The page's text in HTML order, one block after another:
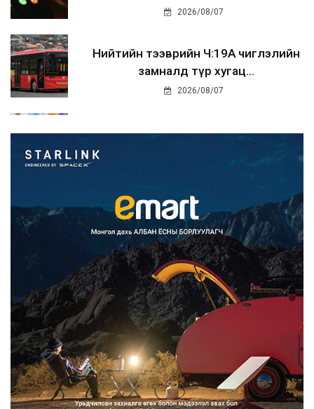
2026/08/07
Нийтийн тээврийн Ч:19А чиглэлийн
замналд түр хугац...
2026/08/07
Автомашины улсын дугаар сондгой
2026/08/07
Улаанбаатарт өдөртөө 30 хэм дулаан
2026/08/07
Улсын чанартай хатуу хучилттай
авто замын талаас и...
2026/08/06
Засгийн газар энэ оныг дуустал
санхүүгийн хэмнэлти...
2026/08/06